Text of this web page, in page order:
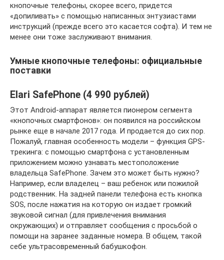
кнопочные телефоны, скорее всего, придется
«допиливать» с помощью написанных энтузиастами
инструкций (прежде всего это касается софта). И тем не
менее они тоже заслуживают внимания.
Умные кнопочные телефоны: официальные
поставки
Elari SafePhone (4 990 рублей)
Этот Android-аппарат является пионером сегмента
«кнопочных смартфонов»: он появился на российском
рынке еще в начале 2017 года. И продается до сих пор.
Пожалуй, главная особенность модели – функция GPS-
трекинга: с помощью смартфона с установленным
приложением можно узнавать местоположение
владельца SafePhone. Зачем это может быть нужно?
Например, если владелец – ваш ребенок или пожилой
родственник. На задней панели телефона есть кнопка
SOS, после нажатия на которую он издает громкий
звуковой сигнал (для привлечения внимания
окружающих) и отправляет сообщения с просьбой о
помощи на заранее заданные номера. В общем, такой
себе ультрасовременный бабушкофон.